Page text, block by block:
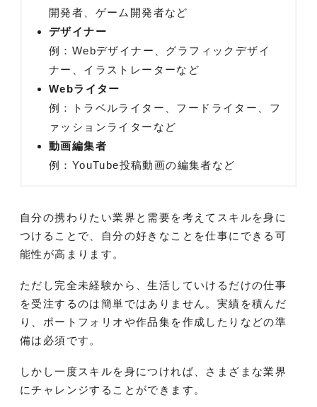
開発者、ゲーム開発者など
デザイナー
例：Webデザイナー、グラフィックデザイ
ナー、イラストレーターなど
Webライター
例：トラベルライター、フードライター、フ
ァッションライターなど
動画編集者
例：YouTube投稿動画の編集者など
自分の携わりたい業界と需要を考えてスキルを身に
つけることで、自分の好きなことを仕事にできる可
能性が高まります。
ただし完全未経験から、生活していけるだけの仕事
を受注するのは簡単ではありません。実績を積んだ
り、ポートフォリオや作品集を作成したりなどの準
備は必須です。
しかし一度スキルを身につければ、さまざまな業界
にチャレンジすることができます。